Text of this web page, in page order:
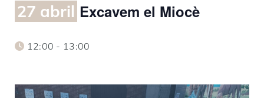
27 abril Excavem el Miocè
12:00 - 13:00